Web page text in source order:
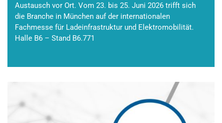
Austausch vor Ort. Vom 23. bis 25. Juni 2026 trifft sich
die Branche in München auf der internationalen
Fachmesse für Ladeinfrastruktur und Elektromobilität.
Halle B6 – Stand B6.771